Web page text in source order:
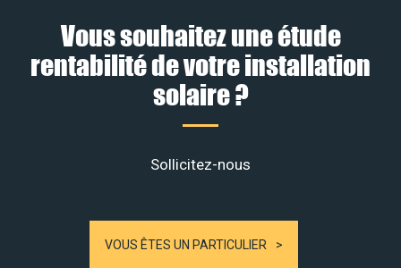
Vous souhaitez une étude
rentabilité de votre installation
solaire ?
Sollicitez-nous
VOUS ÊTES UN PARTICULIER